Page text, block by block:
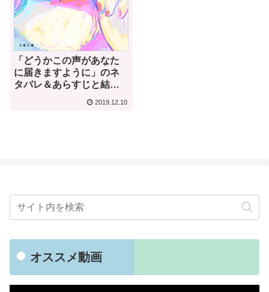
「どうかこの声があなた
に届きますように」のネ
タバレ＆あらすじと結末
2019.12.10
オススメ動画